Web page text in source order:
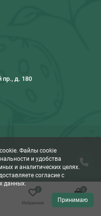
Файлы cookie
и удобства
и аналитических целях.
согласие c
данных.
Принимаю
пр., д. 180
0
Избранное
0
Корзина